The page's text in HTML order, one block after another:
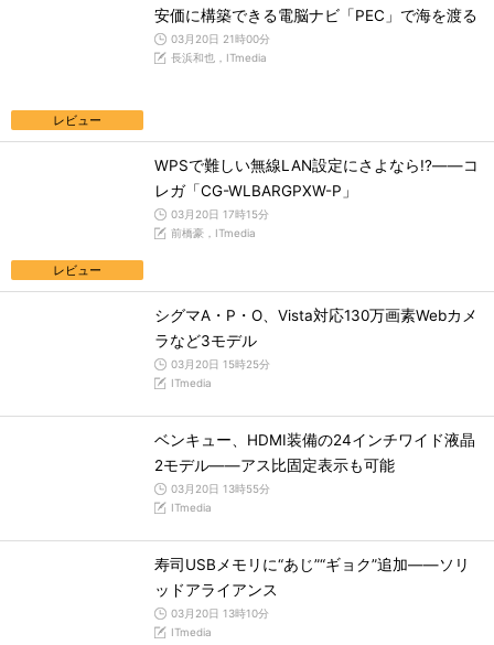
レビュー
安価に構築できる電脳ナビ「PEC」で海を渡る
03月20日 21時00分
長浜和也，ITmedia
レビュー
WPSで難しい無線LAN設定にさよなら!?――コ
レガ「CG-WLBARGPXW-P」
03月20日 17時15分
前橋豪，ITmedia
シグマA・P・O、Vista対応130万画素Webカメ
ラなど3モデル
03月20日 15時25分
ITmedia
ベンキュー、HDMI装備の24インチワイド液晶
2モデル――アス比固定表示も可能
03月20日 13時55分
ITmedia
寿司USBメモリに“あじ”“ギョク”追加――ソリ
ッドアライアンス
03月20日 13時10分
ITmedia